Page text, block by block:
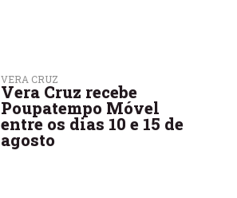
VERA CRUZ
Vera Cruz recebe
Poupatempo Móvel
entre os dias 10 e 15 de
agosto